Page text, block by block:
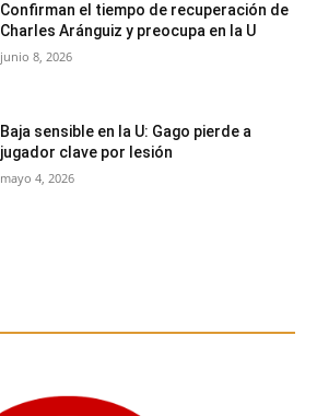
Confirman el tiempo de recuperación de
Charles Aránguiz y preocupa en la U
junio 8, 2026
Baja sensible en la U: Gago pierde a
jugador clave por lesión
mayo 4, 2026